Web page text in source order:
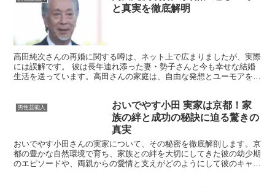
と真実を徹底解明
高田純次さんの再婚に関する噂は、ネット上で広まりましたが、実際
には誤解です。 彼は長年連れ添った妻・勢子さんと今も幸せな結婚
生活を送っています。高田さんの家庭は、自由な発想とユーモアを大
男性芸能人
おいでやす小田 実家は京都！家
族の絆と成功の秘訣に迫る驚きの
真実
おいでやす小田さんの実家について、その秘密を徹底解剖します。京
都の豊かな自然環境で育ち、家族との絆を大切にしてきた彼の幼少期
のエピソードや、両親からの愛情と支えがどのようにして彼のキャリ